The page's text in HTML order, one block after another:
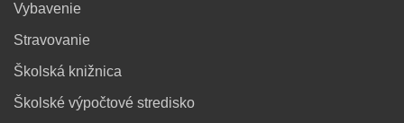
Vybavenie
Stravovanie
Školská knižnica
Školské výpočtové stredisko